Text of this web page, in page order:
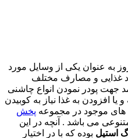
به عنوان یکی از وسایل مورد
غذایی و مصارف مختلف
جهت پودر نمودن انواع چاشنی
افزودن به غذا نیاز به کوبیدن
های موجود در مجموعه پخش
می باشد . آنچه در این
استیل بوده که با در اختیار